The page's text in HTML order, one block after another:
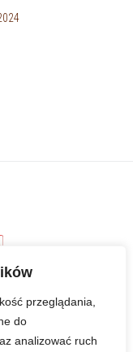
przeglądania,
do
analizować ruch